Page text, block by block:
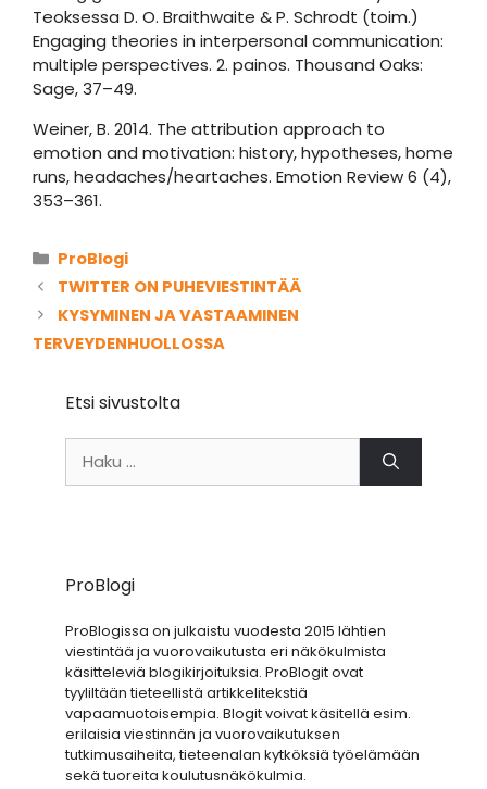
Teoksessa D. O. Braithwaite & P. Schrodt (toim.)
Engaging theories in interpersonal communication:
multiple perspectives. 2. painos. Thousand Oaks:
Sage, 37–49.
Weiner, B. 2014. The attribution approach to
emotion and motivation: history, hypotheses, home
runs, headaches/heartaches. Emotion Review 6 (4),
353–361.
Kategoriat
ProBlogi
TWITTER ON PUHEVIESTINTÄÄ
KYSYMINEN JA VASTAAMINEN
TERVEYDENHUOLLOSSA
Etsi sivustolta
ProBlogi
ProBlogissa on julkaistu vuodesta 2015 lähtien
viestintää ja vuorovaikutusta eri näkökulmista
käsitteleviä blogikirjoituksia. ProBlogit ovat
tyyliltään tieteellistä artikkelitekstiä
vapaamuotoisempia. Blogit voivat käsitellä esim.
erilaisia viestinnän ja vuorovaikutuksen
tutkimusaiheita, tieteenalan kytköksiä työelämään
sekä tuoreita koulutusnäkökulmia.